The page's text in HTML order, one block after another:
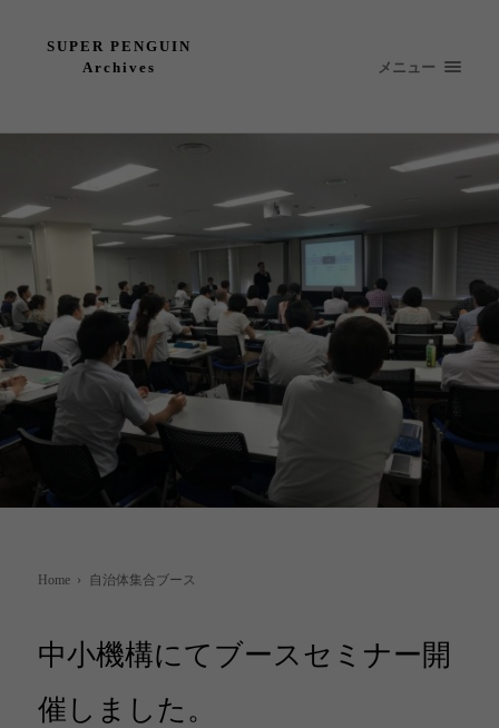
SUPER PENGUIN
Archives
メニュー
Home › 自治体集合ブース
中小機構にてブースセミナー開
催しました。